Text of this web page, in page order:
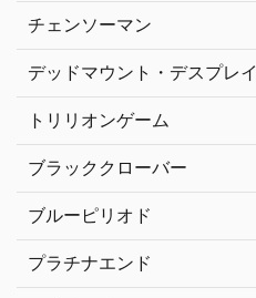
チェンソーマン
デッドマウント・デスプレイ
トリリオンゲーム
ブラッククローバー
ブルーピリオド
プラチナエンド